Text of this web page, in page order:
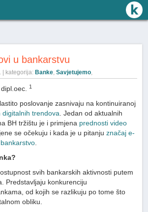
u bankarstvu
| kategorija: Banke,Savjetujemo,
, dipl.oec.1
poslovanje zasnivaju na kontinuiranoj
digitalnih trendova . Jedan od aktualnih
BH tržištu je i primjena prednosti video
se očekuju i kada je u pitanjuznačaj e-
svih bankarskih aktivnosti putem
Predstavljaju konkurenciju
od kojih se razlikuju po tome što
obliku.